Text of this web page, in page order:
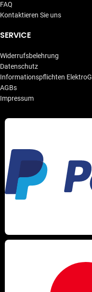
FAQ
Kontaktieren Sie uns
SERVICE
Widerrufsbelehrung
Datenschutz
Informationspflichten ElektroG
AGBs
Impressum